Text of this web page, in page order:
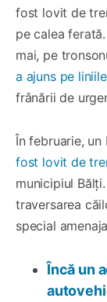
fost lovit de
pe calea
mai, pe
a ajuns pe
frânării de
În februarie,
fost lovit de
municipiul
traversarea
special
Încă un